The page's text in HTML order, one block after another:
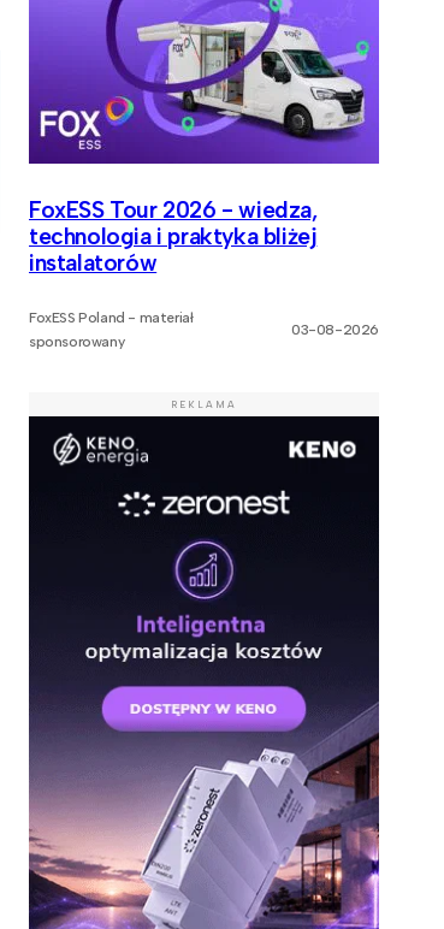
FoxESS Tour 2026 - wiedza,
technologia i praktyka bliżej
instalatorów
FoxESS Poland - materiał
sponsorowany
03-08-2026
REKLAMA